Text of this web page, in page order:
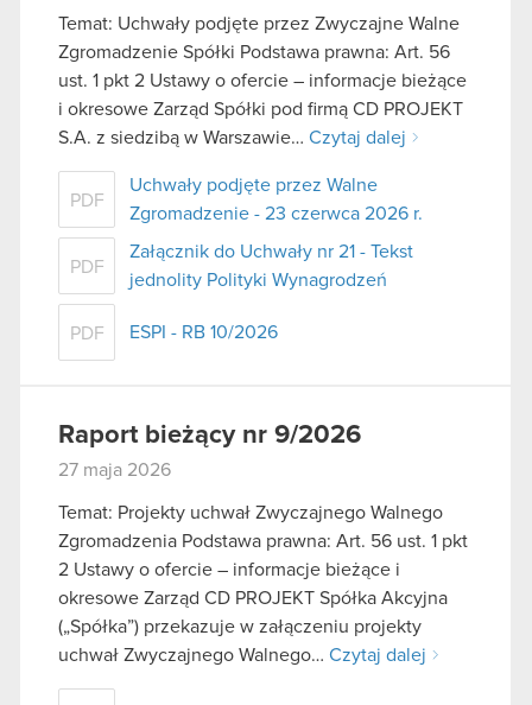
Temat: Uchwały podjęte przez Zwyczajne Walne
Zgromadzenie Spółki Podstawa prawna: Art. 56
ust. 1 pkt 2 Ustawy o ofercie – informacje bieżące
i okresowe Zarząd Spółki pod firmą CD PROJEKT
S.A. z siedzibą w Warszawie… Czytaj dalej
PDF
Uchwały podjęte przez Walne
Zgromadzenie - 23 czerwca 2026 r.
PDF
Załącznik do Uchwały nr 21 - Tekst
jednolity Polityki Wynagrodzeń
PDF ESPI - RB 10/2026
Raport bieżący nr 9/2026
27 maja 2026
Temat: Projekty uchwał Zwyczajnego Walnego
Zgromadzenia Podstawa prawna: Art. 56 ust. 1 pkt
2 Ustawy o ofercie – informacje bieżące i
okresowe Zarząd CD PROJEKT Spółka Akcyjna
(„Spółka”) przekazuje w załączeniu projekty
uchwał Zwyczajnego Walnego… Czytaj dalej